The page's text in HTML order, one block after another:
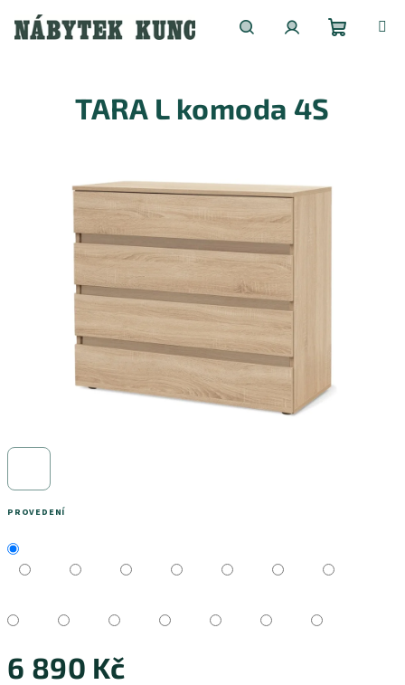
obsah
PROVEDENÍ
6 890 Kč
TARA L komoda 4S